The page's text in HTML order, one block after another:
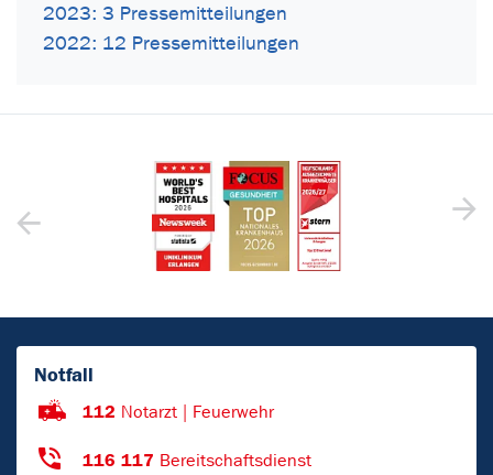
2023: 3 Pressemitteilungen
2022: 12 Pressemitteilungen
Notfall
112 Notarzt | Feuerwehr
116 117 Bereitschaftsdienst